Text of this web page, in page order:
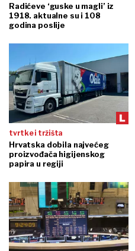
Radićeve ‘guske u magli’ iz
1918. aktualne su i 108
godina poslije
tvrtke i tržišta
Hrvatska dobila najvećeg
proizvođača higijenskog
papira u regiji